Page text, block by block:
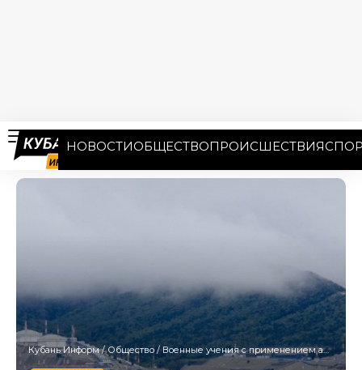
НОВОСТИОБЩЕСТВОПРОИСШЕСТВИЯ
Кубань Информ/Общество /Военные учения с применением артиллерии пройдут в акватории Новороссийска